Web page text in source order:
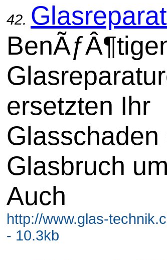
42.
ersetzten Ihr
Glasschaden
Glasbruch
Auch
http://www.glas-
- 10.3kb